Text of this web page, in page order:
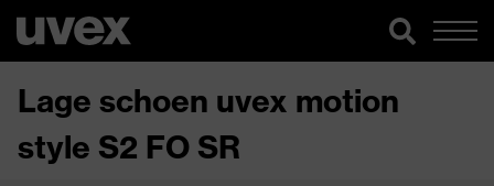
Lage schoen uvex motion
style S2 FO SR